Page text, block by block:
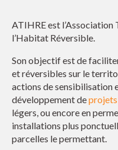
ATIHRE est
l’Habitat Réversible.
Son objectif est de
et réversibles sur le
actions de sensibilisation
développement deprojets
légers, ou encore en
installations plus
parcelles le permettant.